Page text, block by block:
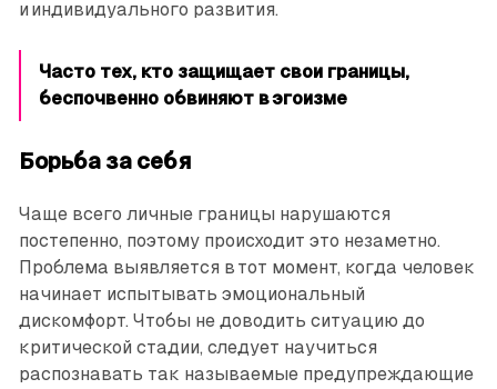
и индивидуального развития.
Часто тех, кто защищает свои границы,
беспочвенно обвиняют в эгоизме
Борьба за себя
Чаще всего личные границы нарушаются
постепенно, поэтому происходит это незаметно.
Проблема выявляется в тот момент, когда человек
начинает испытывать эмоциональный
дискомфорт. Чтобы не доводить ситуацию до
критической стадии, следует научиться
распознавать так называемые предупреждающие